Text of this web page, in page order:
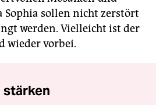
Sophia sollen nicht zerstört
werden. Vielleicht ist der
wieder vorbei.
stärken